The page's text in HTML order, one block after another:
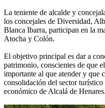
La teniente de alcalde y
los concejales de Diversidad,
Blanca Ibarra, participan en la
Atocha y Colón.
El objetivo principal es dar a
patrimonio, conscientes de que
importante al que atender y que
consolidación del sector
económico de Alcalá de Henares.